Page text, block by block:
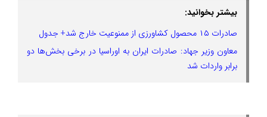
بیشتر بخوانید:
صادرات ۱۵ محصول کشاورزی از ممنوعیت خارج شد+ جدول
معاون وزیر جهاد: صادرات ایران به اوراسیا در برخی بخش‌ها دو
برابر واردات شد